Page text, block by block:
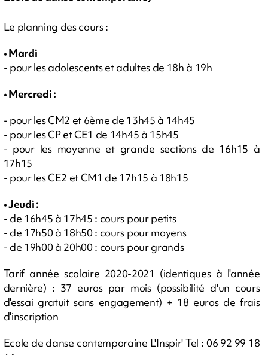
Le planning des cours :
• Mardi
- pour les adolescents et adultes de 18h à 19h
• Mercredi :
- pour les CM2 et 6ème de 13h45 à 14h45
- pour les CP et CE1 de 14h45 à 15h45
- pour les moyenne et grande sections de 16h15 à
17h15
- pour les CE2 et CM1 de 17h15 à 18h15
• Jeudi :
- de 16h45 à 17h45 : cours pour petits
- de 17h50 à 18h50 : cours pour moyens
- de 19h00 à 20h00 : cours pour grands
Tarif année scolaire 2020-2021 (identiques à l'année
dernière) : 37 euros par mois (possibilité d'un cours
d'essai gratuit sans engagement) + 18 euros de frais
d'inscription
Ecole de danse contemporaine L'Inspir' Tel : 06 92 99 18